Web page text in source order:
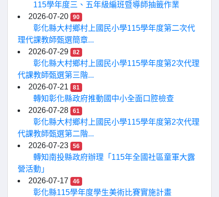
115學年度三、五年級編班暨導師抽籤作業
2026-07-20
90
彰化縣大村鄉村上國民小學115學年度第二次代
理代課教師甄選簡章...
2026-07-29
82
彰化縣大村鄉村上國民小學115學年度第2次代理
代課教師甄選第三階...
2026-07-21
81
轉知彰化縣政府推動國中小全面口腔檢查
2026-07-28
61
彰化縣大村鄉村上國民小學115學年度第2次代理
代課教師甄選第二階...
2026-07-23
56
轉知南投縣政府辦理「115年全國社區童軍大露
營活動」
2026-07-17
46
彰化縣115學年度學生美術比賽實施計畫